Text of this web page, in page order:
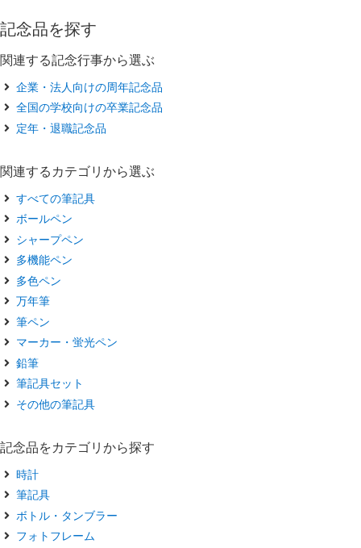
記念品を探す
関連する記念行事から選ぶ
企業・法人向けの周年記念品
全国の学校向けの卒業記念品
定年・退職記念品
関連するカテゴリから選ぶ
すべての筆記具
ボールペン
シャープペン
多機能ペン
多色ペン
万年筆
筆ペン
マーカー・蛍光ペン
鉛筆
筆記具セット
その他の筆記具
記念品をカテゴリから探す
時計
筆記具
ボトル・タンブラー
フォトフレーム